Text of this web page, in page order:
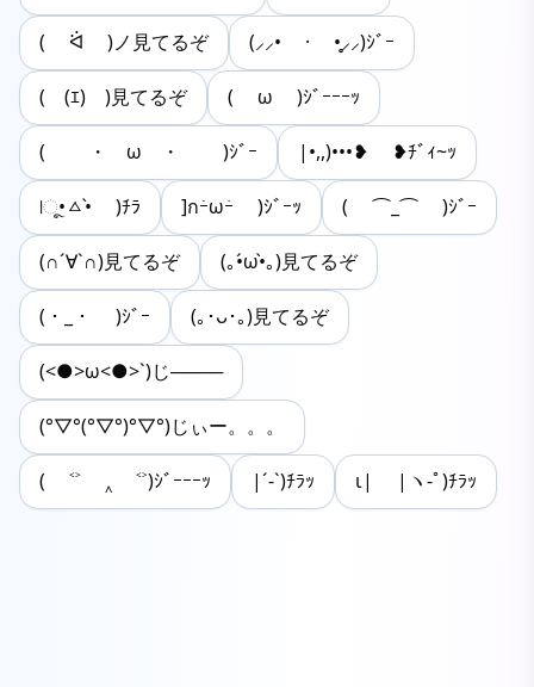
( ᐛ )ノ見てるぞ (⸝⸝• · •̥⸝⸝)ｼﾞｰ
(￣(ｴ)￣)見てるぞ ( ω )ｼﾞｰｰｰｯ
( ・ ω ・ )ｼﾞｰ |•,,)•••❥ ❥ﾁﾞｨ~ｯ
|ૂ•ㅿ•̀ )ﾁﾗ ]กｰ̀ωｰ́ )ｼﾞｰｯ ( ⌒_⌒ )ｼﾞｰ
(∩´∀`∩)見てるぞ (｡•́ω•̀｡)見てるぞ
(・_・ )ｼﾞｰ (｡･ᴗ･｡)見てるぞ
(<●>ω<●>`)じ────
(°▽°(°▽°)°▽°)じぃー。。。
( ˂˃ ‸ ˂˃)ｼﾞｰｰｰｯ |´-`)ﾁﾗｯ ι| |ヽ-ﾟ)ﾁﾗｯ